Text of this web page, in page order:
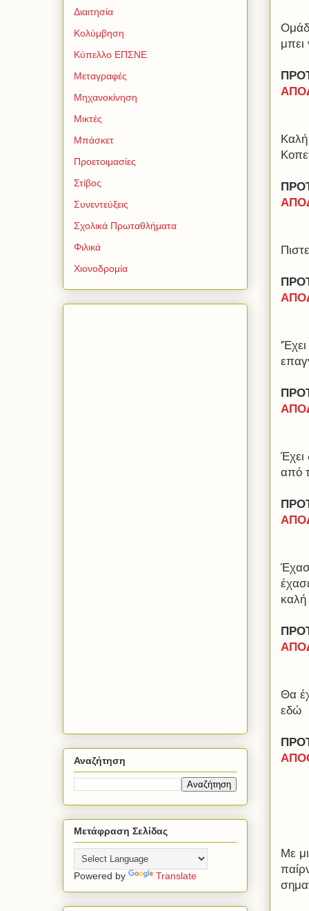
μπει
Έχει
από
καλή
Θα
εδώ
Με
Διαιτησία
Κολύμβηση
Κύπελλο ΕΠΣΝΕ
Μεταγραφές
Μηχανοκίνηση
Μικτές
Μπάσκετ
Προετοιμασίες
Στίβος
Συνεντεύξεις
Σχολικά Πρωταθλήματα
Φιλικά
Χιονοδρομία
Αναζήτηση
Μετάφραση Σελίδας
Powered by Translate